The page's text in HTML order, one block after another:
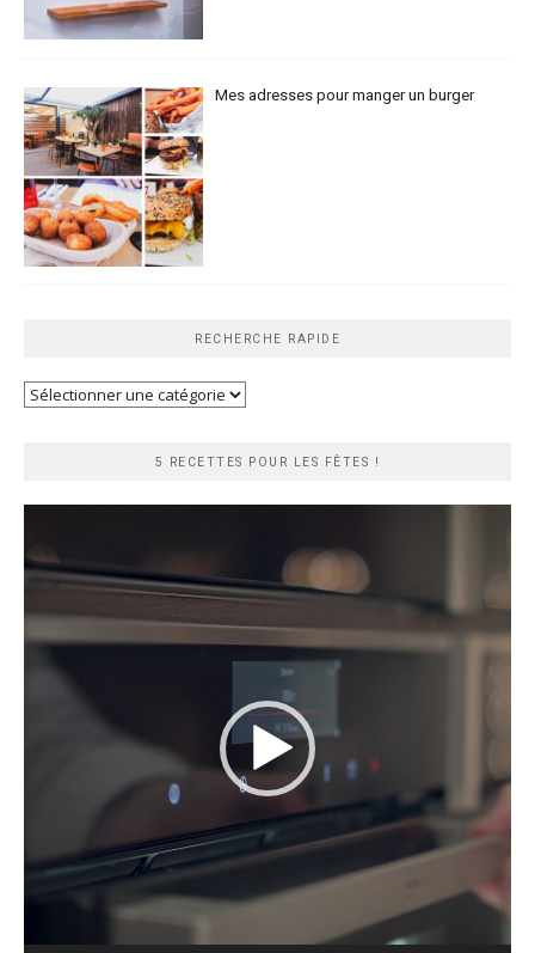
Mes adresses pour manger un burger
RECHERCHE RAPIDE
Recherche
5 RECETTES POUR LES FÊTES !